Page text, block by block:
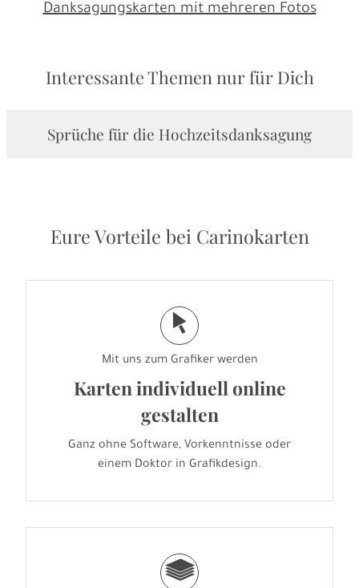
Danksagungskarten mit mehreren Fotos
Interessante Themen nur für Dich
Sprüche für die Hochzeitsdanksagung
Eure Vorteile bei Carinokarten
j
Mit uns zum Grafiker werden
Karten individuell online
gestalten
Ganz ohne Software, Vorkenntnisse oder
einem Doktor in Grafikdesign.
g